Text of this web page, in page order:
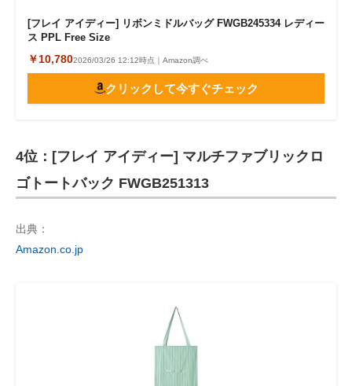
[フレイ アイディー] リボンミドルバッグ FWGB245334 レディー
ス PPL Free Size
￥10,7802026/03/26 12:12時点｜Amazon調べ
クリックして今すぐチェック
4位：[フレイ アイディー] マルチファブリックロ
ゴトートバック FWGB251313
出典：
Amazon.co.jp